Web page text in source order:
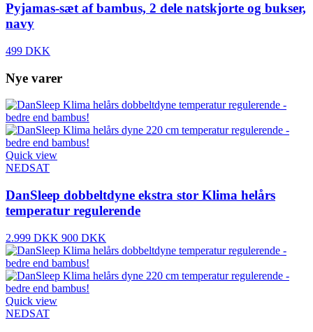
Pyjamas-sæt af bambus, 2 dele natskjorte og bukser,
navy
499 DKK
Nye varer
Quick view
NEDSAT
DanSleep dobbeltdyne ekstra stor Klima helårs
temperatur regulerende
2.999 DKK 900 DKK
Quick view
NEDSAT